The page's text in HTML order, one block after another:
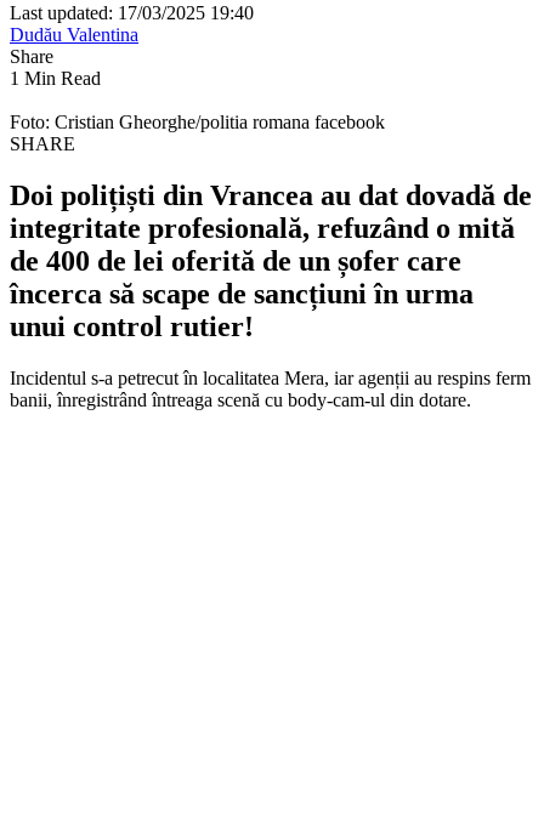
Last updated: 17/03/2025 19:40
Dudău Valentina
Share
1 Min Read
Foto: Cristian Gheorghe/politia romana facebook
SHARE
Doi polițiști din Vrancea au dat dovadă de
integritate profesională, refuzând o mită
de 400 de lei oferită de un șofer care
încerca să scape de sancțiuni în urma
unui control rutier!
Incidentul s-a petrecut în localitatea Mera, iar agenții au respins ferm
banii, înregistrând întreaga scenă cu body-cam-ul din dotare.